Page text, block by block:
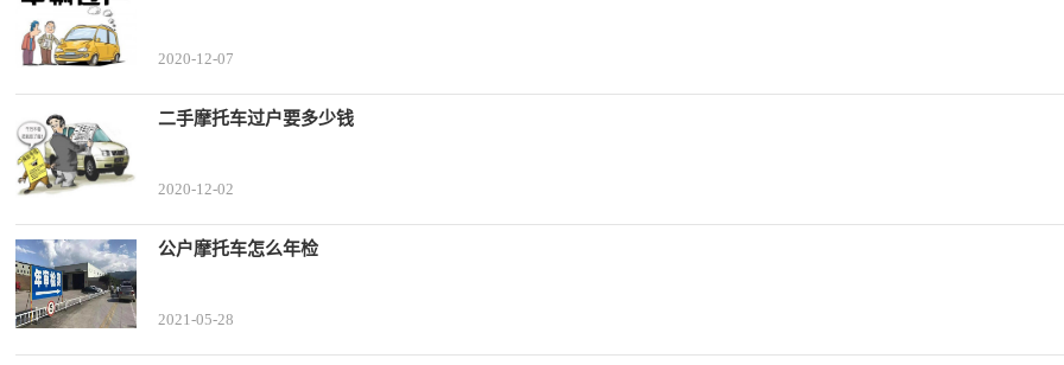
2020-12-07
二手摩托车过户要多少钱
2020-12-02
公户摩托车怎么年检
2021-05-28